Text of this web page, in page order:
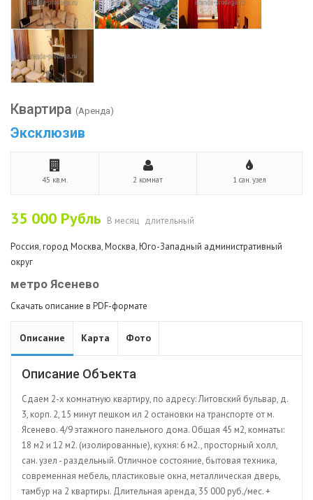
Квартира (Аренда)
Эксклюзив
45 кв.м. 2 комнат 1 сан. узел
35 000 Рубль В месяц длительный
Россия,город Москва,Москва,Юго-Западный административный
округ
метро Ясенево
Скачать описание в PDF-формате
Описание Карта Фото
Описание Объекта
Сдаем 2-х комнатную квартиру, по адресу: Литовский бульвар, д.
3, корп. 2, 15 минут пешком ил 2 остановки на транспорте от м.
Ясенево. 4/9 этажного панельного дома. Общая 45 м2, комнаты:
18 м2 и 12 м2. (изолированные), кухня: 6 м2., просторный холл,
сан. узел - раздельный. Отличное состояние, бытовая техника,
современная мебель, пластиковые окна, металлическая дверь,
тамбур на 2 квартиры. Длительная аренда, 35 000 руб./мес. +